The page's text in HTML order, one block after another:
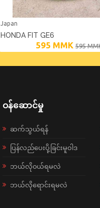
Japan
HONDA FIT GE6
595 MMK 595
ဝန်ဆောင်မှု
ဆက်သွယ်ရန်
ပြန်လည်ပေးပို့ခြင်းမူဝါဒ
ဘယ်လို၀ယ်ရမလဲ
ဘယ်လိုရောင်းရမလဲ